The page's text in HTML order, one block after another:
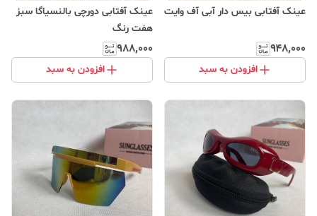
عینک آفتابی بیس دار آبی آف وایت
۹۴۸٬۰۰۰
افزودن به سبد
عینک آفتابی دورچی بالنسیاگا سبز
هفت رنگ
۹۸۸٬۰۰۰
افزودن به سبد